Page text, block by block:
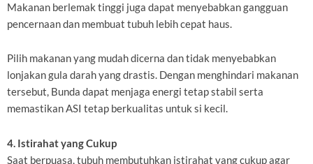
Makanan berlemak tinggi juga dapat menyebabkan gangguan
pencernaan dan membuat tubuh lebih cepat haus.
Pilih makanan yang mudah dicerna dan tidak menyebabkan
lonjakan gula darah yang drastis. Dengan menghindari makanan
tersebut, Bunda dapat menjaga energi tetap stabil serta
memastikan ASI tetap berkualitas untuk si kecil.
4. Istirahat yang Cukup
Saat berpuasa, tubuh membutuhkan istirahat yang cukup agar